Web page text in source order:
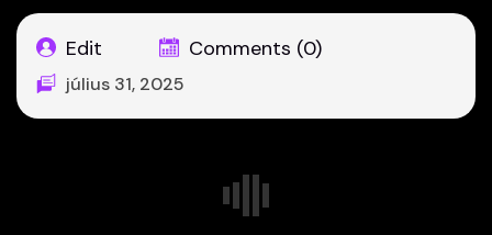
Edit Comments (0)
július 31, 2025